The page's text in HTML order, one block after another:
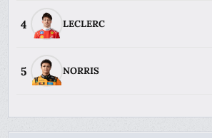
4 LECLERC
5 NORRIS